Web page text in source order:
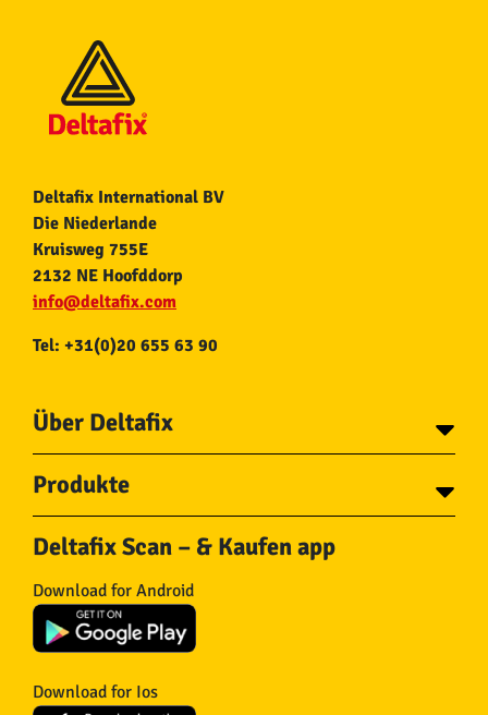
Deltafix International BV
Die Niederlande
Kruisweg 755E
2132 NE Hoofddorp
info@deltafix.com
Tel: +31(0)20 655 63 90
Über Deltafix
Kontakt
Produkte
Schrauben
Bolzen
Drahtnägel
Dübel
Beschläge
Haken
Seile
Deltafix Scan – & Kaufen app
Download for Android
Download for Ios